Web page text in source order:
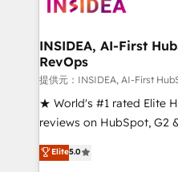
INSIDEA, AI-First
RevOps
提供元：INSIDEA, AI-First
★ World's #1 rated Elite
reviews on HubSpot, G2
Certified Experts &
1,500+ implementations
Elite5.0